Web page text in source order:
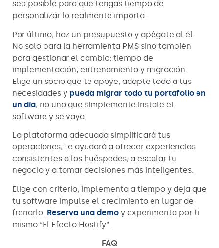
sea posible para que tengas tiempo de
personalizar lo realmente importa.
Por último, haz un presupuesto y apégate al él.
No solo para la herramienta PMS sino también
para gestionar el cambio: tiempo de
implementación, entrenamiento y migración.
Elige un socio que te apoye, adapte todo a tus
necesidades y pueda migrar todo tu portafolio en
un día, no uno que simplemente instale el
software y se vaya.
La plataforma adecuada simplificará tus
operaciones, te ayudará a ofrecer experiencias
consistentes a los huéspedes, a escalar tu
negocio y a tomar decisiones más inteligentes.
Elige con criterio, implementa a tiempo y deja que
tu software impulse el crecimiento en lugar de
frenarlo. Reserva una demo y experimenta por ti
mismo “El Efecto Hostify”.
FAQ